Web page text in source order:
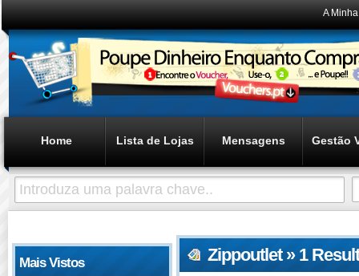
A
Home Lista de Lojas Mensagens Gestão
Mais Vistos Zippoutlet » 1